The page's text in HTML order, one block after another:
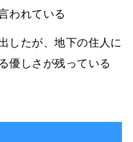
われている
したが、地下の住人に
優しさが残っている